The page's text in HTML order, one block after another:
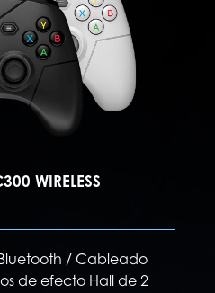
WIRELESS
Bluetooth / Cableado
de efecto Hall de 2